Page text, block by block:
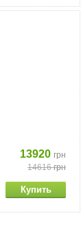
13920 грн
14616грн